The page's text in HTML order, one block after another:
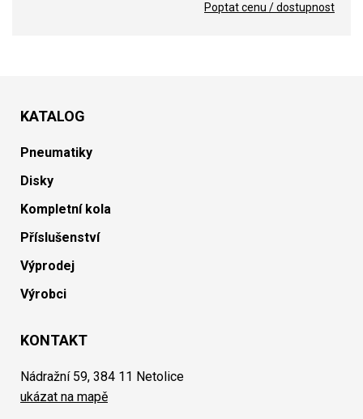
Poptat cenu / dostupnost
KATALOG
Pneumatiky
Disky
Kompletní kola
Příslušenství
Výprodej
Výrobci
KONTAKT
Nádražní 59, 384 11 Netolice
ukázat na mapě